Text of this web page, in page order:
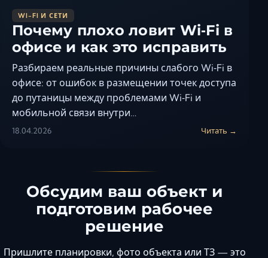
WI-FI И СЕТИ
Почему плохо ловит Wi‑Fi в
офисе и как это исправить
Разбираем реальные причины слабого Wi‑Fi в
офисе: от ошибок в размещении точек доступа
до путаницы между проблемами Wi‑Fi и
мобильной связи внутри…
18.04.2026 Читать →
Обсудим ваш объект и
подготовим рабочее
решение
Пришлите планировки, фото объекта или ТЗ — это